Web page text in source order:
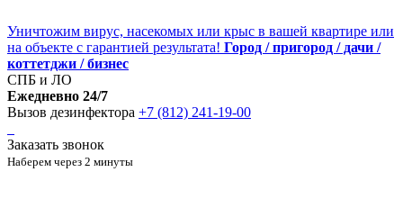
Уничтожим вирус, насекомых или крыс в вашей квартире или
на объекте с гарантией результата! Город / пригород / дачи /
коттетджи / бизнес
СПБ и ЛО
Ежедневно 24/7
Вызов дезинфектора +7 (812) 241-19-00
Заказать звонок
Наберем через 2 минуты